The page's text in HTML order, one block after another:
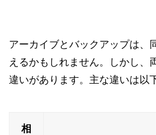
アーカイブとバックアップは、
えるかもしれません。しかし、
違いがあります。主な違いは以
相